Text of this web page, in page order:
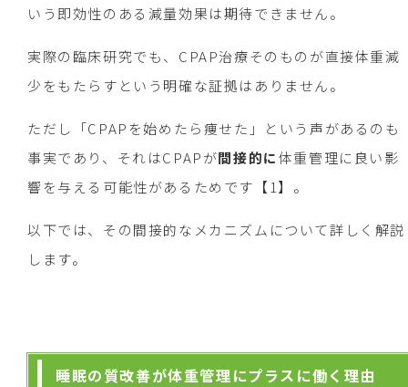
いう即効性のある減量効果は期待できません。
実際の臨床研究でも、CPAP治療そのものが直接体重減
少をもたらすという明確な証拠はありません。
ただし「CPAPを始めたら痩せた」という声があるのも
事実であり、それはCPAPが間接的に体重管理に良い影
響を与える可能性があるためです【1】。
以下では、その間接的なメカニズムについて詳しく解説
します。
睡眠の質改善が体重管理にプラスに働く理由